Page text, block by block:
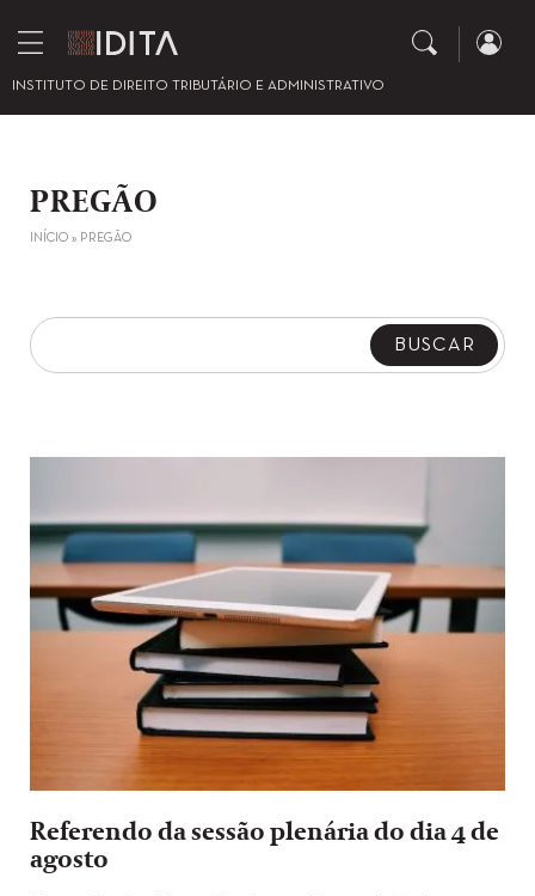
INSTITUTO DE DIREITO TRIBUTÁRIO E ADMINISTRATIVO
PREGÃO
INÍCIO » PREGÃO
Referendo da sessão plenária do dia 4 de
agosto